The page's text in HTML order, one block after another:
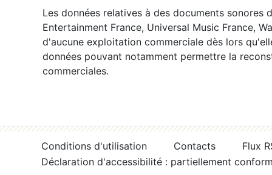
Les données relatives à des documents sonores
Entertainment France, Universal Music France,
d'aucune exploitation commerciale dès lors
données pouvant notamment permettre la
commerciales.
Conditions d'utilisation Contacts
Flux
Déclaration d'accessibilité : partiellement